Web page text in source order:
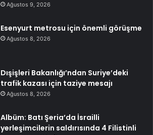
Ağustos 9, 2026
Esenyurt metrosu için önemli görüşme
Ağustos 8, 2026
Dışişleri Bakanlığı’ndan Suriye’deki
trafik kazası için taziye mesajı
Ağustos 8, 2026
Albüm: Batı Şeria’da İsrailli
yerleşimcilerin saldırısında 4 Filistinli